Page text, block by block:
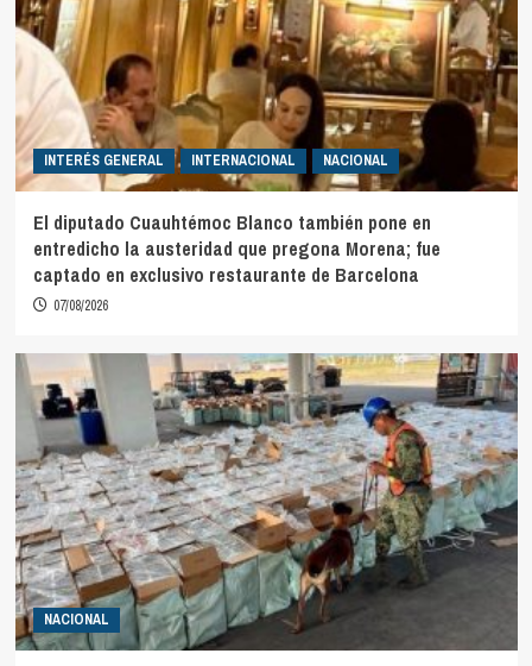
INTERÉS GENERAL INTERNACIONAL NACIONAL
El diputado Cuauhtémoc Blanco también pone en
entredicho la austeridad que pregona Morena; fue
captado en exclusivo restaurante de Barcelona
07/08/2026
NACIONAL